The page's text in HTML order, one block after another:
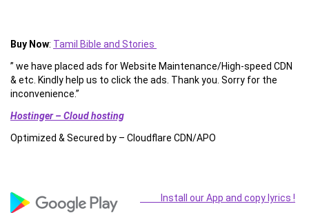
Buy Now: Tamil Bible and Stories
” we have placed ads for Website Maintenance/High-speed CDN
& etc. Kindly help us to click the ads. Thank you. Sorry for the
inconvenience.”
Hostinger – Cloud hosting
Optimized & Secured by – Cloudflare CDN/APO
Install our App and copy lyrics !